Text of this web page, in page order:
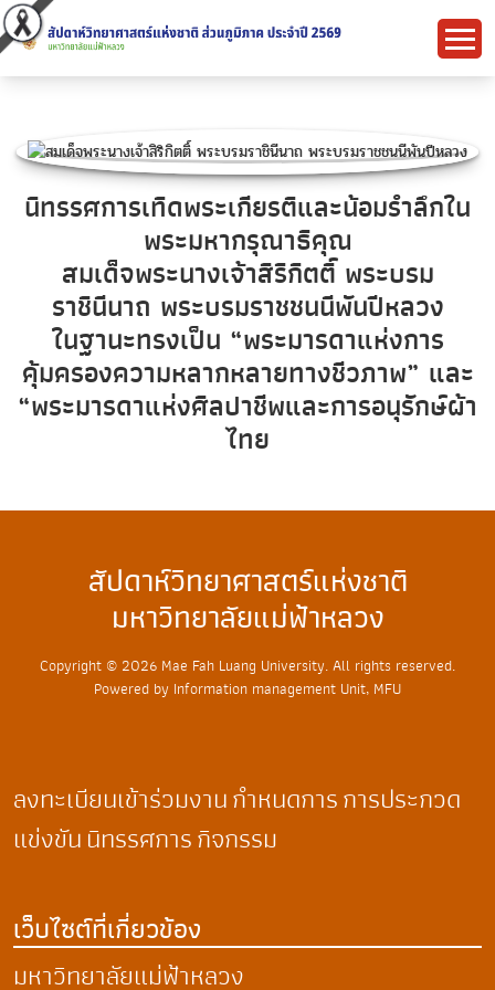
นิทรรศการเทิดพระเกียรติและน้อมรำลึกใน
พระมหากรุณาธิคุณ
สมเด็จพระนางเจ้าสิริกิตติ์ พระบรม
ราชินีนาถ พระบรมราชชนนีพันปีหลวง
ในฐานะทรงเป็น “พระมารดาแห่งการ
คุ้มครองความหลากหลายทางชีวภาพ” และ
“พระมารดาแห่งศิลปาชีพและการอนุรักษ์ผ้า
ไทย
สัปดาห์วิทยาศาสตร์แห่งชาติ
มหาวิทยาลัยแม่ฟ้าหลวง
Copyright © 2026 Mae Fah Luang University. All rights reserved.
Powered by Information management Unit, MFU
ลงทะเบียนเข้าร่วมงานกำหนดการการประกวด
แข่งขันนิทรรศการกิจกรรม
เว็บไซต์ที่เกี่ยวข้อง
มหาวิทยาลัยแม่ฟ้าหลวง